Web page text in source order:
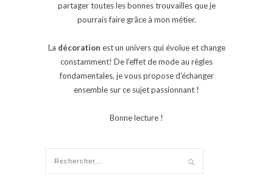
partager toutes les bonnes trouvailles que je
pourrais faire grâce à mon métier.
La décoration est un univers qui évolue et change
constamment! De l'effet de mode au règles
fondamentales, je vous propose d'échanger
ensemble sur ce sujet passionnant !
Bonne lecture !